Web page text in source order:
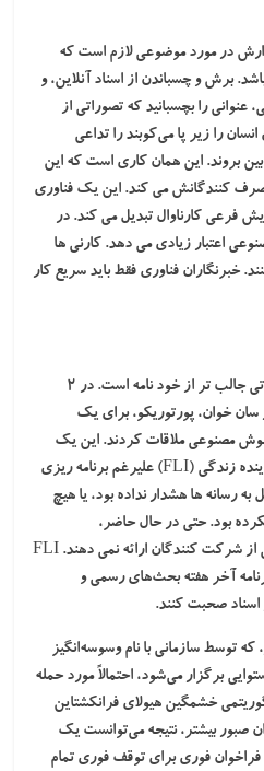
در مورد موضوعی لازم است که
برش و چسباندن از اسناد آنلاین، و
عنوانی را بچسبانید که تصوراتی از
را زیر پا می‌کوبند را تداعی
بین بروند. این همان کاری است که این
مصرف کنندگانش می کند. این یک فناوری
فرعی کارناوال تبدیل می کند. در
اعتبار زیادی می دهد. کارنی ها
خبرنگاران فناوری فقط باید سریع کار
داستان پشت نامه سرگشاده از جهاتی جالب تر از خود نامه است. در 2
در هتلی در سان خوان، پورتوریکو، برای یک
مصنوعی ملاقات کردند. این یک
رویداد واقعا محرمانه بود. موسسه آینده زندگی (FLI) علیرغم برنامه ریزی
رسانه ها هشدار نداده بود، یا هیچ
بود. حتی در حال حاضر،
برگزارکنندگان رویداد لیست کاملی از شرکت کنندگان ارائه نمی دهند. FLI
آخر هفته بحث‌های رسمی و
اسناد صحبت کنند.
توسط سازمانی با نام وسوسه‌انگیز
برگزار می‌شود، احتمالاً مورد حمله
خشمگین هیولای فرانکشتاین
صبور بیشتر، نتیجه می‌توانست یک
فراخوان فوری برای توقف فوری تمام